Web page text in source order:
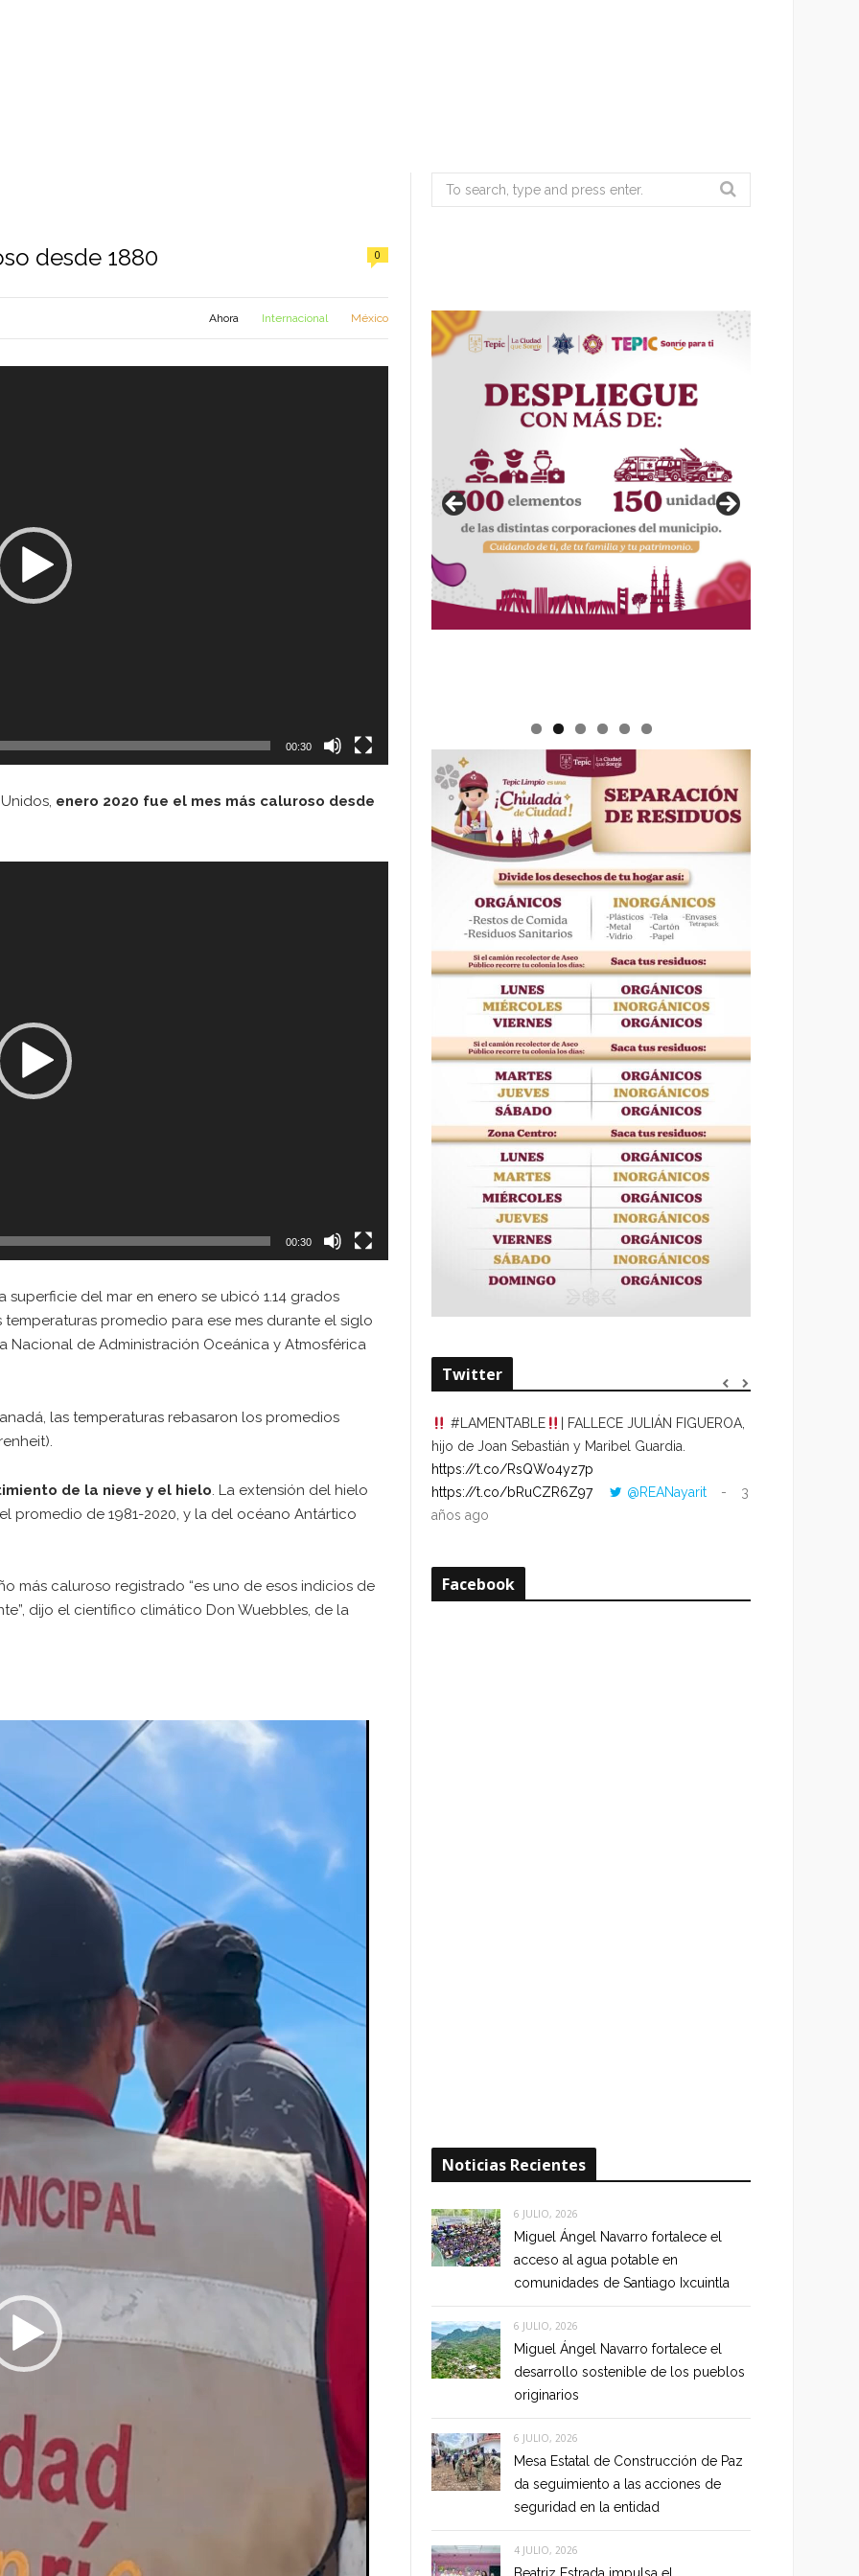
desde 1880 0
Ahora Internacional México
00:30
enero 2020 fue el mes más caluroso desde
00:30
del mar en enero se ubicó 1.14 grados
promedio para ese mes durante el siglo
Nacional de Administración Oceánica y Atmosférica
las temperaturas rebasaron los promedios
de la nieve y el hielo . La extensión del hielo
promedio de 1981-2020, y la del océano Antártico
más caluroso registrado “es uno de esos indicios de
dijo el científico climático Don Wuebbles, de la
Search
for:
Twitter
#LAMENTABLE
| FALLECE JULIÁN FIGUEROA,
hijo de Joan Sebastián y Maribel Guardia.
https://t.co/RsQWo4yz7p
https://t.co/bRuCZR6Z97
@REANayarit
3
años ago
Facebook
Noticias Recientes
6 JULIO, 2026
Miguel Ángel Navarro fortalece el
acceso al agua potable en
comunidades de Santiago Ixcuintla
6 JULIO, 2026
Miguel Ángel Navarro fortalece el
desarrollo sostenible de los pueblos
originarios
6 JULIO, 2026
Mesa Estatal de Construcción de Paz
da seguimiento a las acciones de
seguridad en la entidad
4 JULIO, 2026